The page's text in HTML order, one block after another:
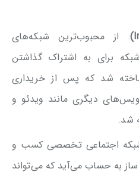
: از محبوب‌ترین شبکه‌های
برای به اشتراک گذاشتن
شد که پس از خریداری
دیگری مانند ویدئو و
شد.
اجتماعی تخصصی کسب و
به حساب می‌آید که می‌تواند